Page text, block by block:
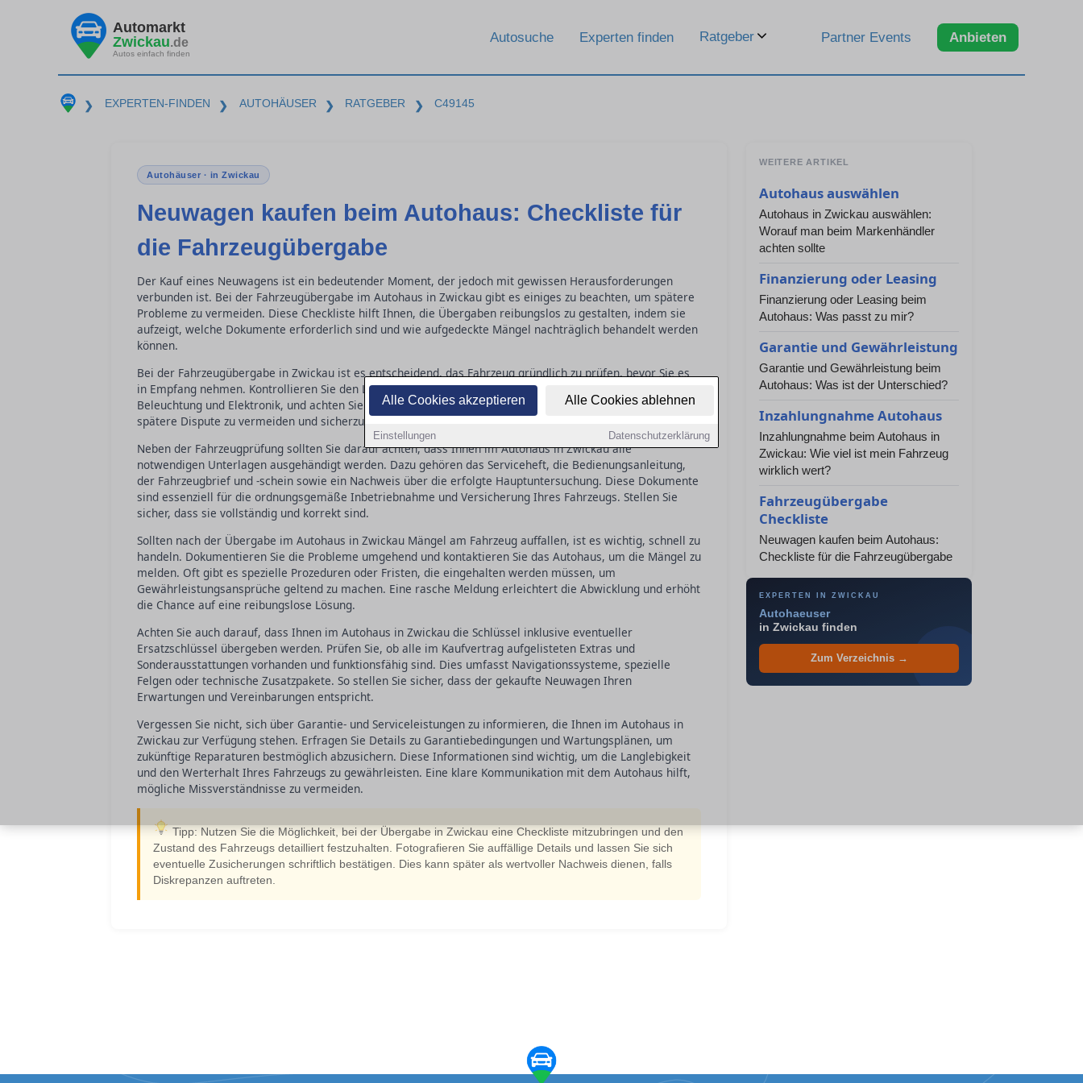
Alle Cookies akzeptieren Alle Cookies ablehnen
Einstellungen Datenschutzerklärung
Automarkt
Zwickau.de
Autos einfach finden
Autosuche Experten finden Ratgeber Partner Events Anbieten
❯ EXPERTEN-FINDEN ❯ AUTOHÄUSER ❯ RATGEBER ❯ C49145
Autohäuser · in Zwickau
Neuwagen kaufen beim Autohaus: Checkliste für
die Fahrzeugübergabe
Der Kauf eines Neuwagens ist ein bedeutender Moment, der jedoch mit gewissen Herausforderungen
verbunden ist. Bei der Fahrzeugübergabe im Autohaus in Zwickau gibt es einiges zu beachten, um spätere
Probleme zu vermeiden. Diese Checkliste hilft Ihnen, die Übergaben reibungslos zu gestalten, indem sie
aufzeigt, welche Dokumente erforderlich sind und wie aufgedeckte Mängel nachträglich behandelt werden
können.
Bei der Fahrzeugübergabe in Zwickau ist es entscheidend, das Fahrzeug gründlich zu prüfen, bevor Sie es
in Empfang nehmen. Kontrollieren Sie den Lack auf Kratzer, überprüfen Sie alle Funktionen, wie
Beleuchtung und Elektronik, und achten Sie auf den korrekten Kilometerstand. Solche Inspektionen helfen,
spätere Dispute zu vermeiden und sicherzustellen, dass das Auto in einwandfreiem Zustand ist.
Neben der Fahrzeugprüfung sollten Sie darauf achten, dass Ihnen im Autohaus in Zwickau alle
notwendigen Unterlagen ausgehändigt werden. Dazu gehören das Serviceheft, die Bedienungsanleitung,
der Fahrzeugbrief und -schein sowie ein Nachweis über die erfolgte Hauptuntersuchung. Diese Dokumente
sind essenziell für die ordnungsgemäße Inbetriebnahme und Versicherung Ihres Fahrzeugs. Stellen Sie
sicher, dass sie vollständig und korrekt sind.
Sollten nach der Übergabe im Autohaus in Zwickau Mängel am Fahrzeug auffallen, ist es wichtig, schnell zu
handeln. Dokumentieren Sie die Probleme umgehend und kontaktieren Sie das Autohaus, um die Mängel zu
melden. Oft gibt es spezielle Prozeduren oder Fristen, die eingehalten werden müssen, um
Gewährleistungsansprüche geltend zu machen. Eine rasche Meldung erleichtert die Abwicklung und erhöht
die Chance auf eine reibungslose Lösung.
Achten Sie auch darauf, dass Ihnen im Autohaus in Zwickau die Schlüssel inklusive eventueller
Ersatzschlüssel übergeben werden. Prüfen Sie, ob alle im Kaufvertrag aufgelisteten Extras und
Sonderausstattungen vorhanden und funktionsfähig sind. Dies umfasst Navigationssysteme, spezielle
Felgen oder technische Zusatzpakete. So stellen Sie sicher, dass der gekaufte Neuwagen Ihren
Erwartungen und Vereinbarungen entspricht.
Vergessen Sie nicht, sich über Garantie- und Serviceleistungen zu informieren, die Ihnen im Autohaus in
Zwickau zur Verfügung stehen. Erfragen Sie Details zu Garantiebedingungen und Wartungsplänen, um
zukünftige Reparaturen bestmöglich abzusichern. Diese Informationen sind wichtig, um die Langlebigkeit
und den Werterhalt Ihres Fahrzeugs zu gewährleisten. Eine klare Kommunikation mit dem Autohaus hilft,
mögliche Missverständnisse zu vermeiden.
Tipp: Nutzen Sie die Möglichkeit, bei der Übergabe in Zwickau eine Checkliste mitzubringen und den
Zustand des Fahrzeugs detailliert festzuhalten. Fotografieren Sie auffällige Details und lassen Sie sich
eventuelle Zusicherungen schriftlich bestätigen. Dies kann später als wertvoller Nachweis dienen, falls
Diskrepanzen auftreten.
WEITERE ARTIKEL
Autohaus auswählen
Autohaus in Zwickau auswählen:
Worauf man beim Markenhändler
achten sollte
Finanzierung oder Leasing
Finanzierung oder Leasing beim
Autohaus: Was passt zu mir?
Garantie und Gewährleistung
Garantie und Gewährleistung beim
Autohaus: Was ist der Unterschied?
Inzahlungnahme Autohaus
Inzahlungnahme beim Autohaus in
Zwickau: Wie viel ist mein Fahrzeug
wirklich wert?
Fahrzeugübergabe
Checkliste
Neuwagen kaufen beim Autohaus:
Checkliste für die Fahrzeugübergabe
EXPERTEN IN ZWICKAU
Autohaeuser
in Zwickau finden
Zum Verzeichnis →